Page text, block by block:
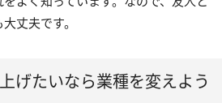
丈夫です。
げたいなら業種を変えよう